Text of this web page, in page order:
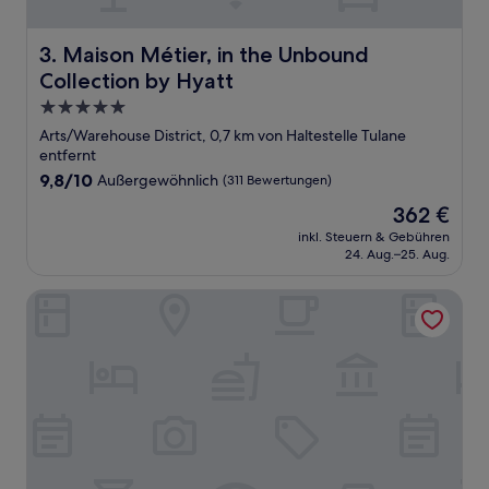
3. Maison Métier, in the Unbound
Collection by Hyatt
Maison Métier, in the Unbound Collection by Hyatt
5.0-
Sterne-
Unterkunft
Arts/Warehouse District, 0,7 km von Haltestelle Tulane
entfernt
9.8
9,8/10 Außergewöhnlich (311 Bewertungen)
Der
Preis
beträgt
362 €
inkl. Steuern & Gebühren
24. Aug.–25. Aug.